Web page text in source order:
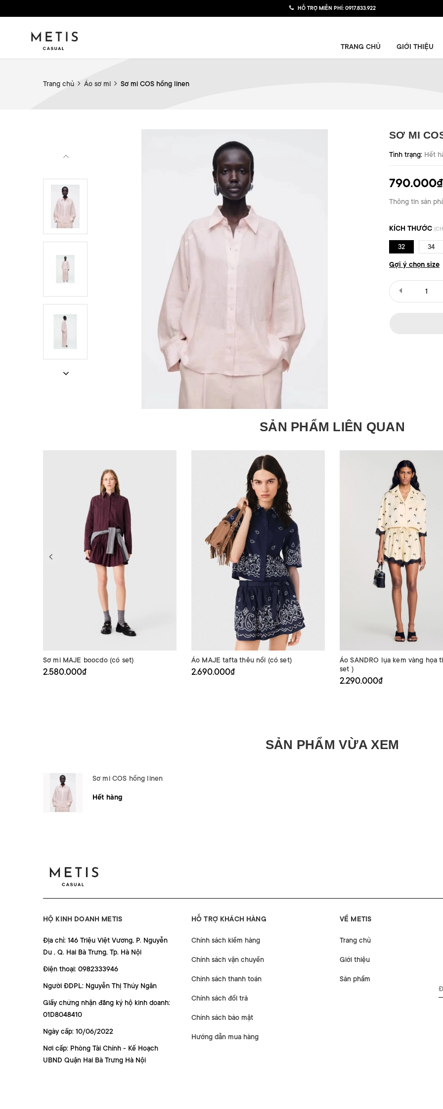
HỖ TRỢ MIỄN PHÍ: 0917.833.922
TRANG CHỦ GIỚI THIỆU
Trang chủ Áo sơ mi Sơ mi COS hồng linen
SƠ MI
Tình trạng: Hết
790.000₫
Thông tin sản
KÍCH THƯỚC
32 34
Gợi ý chọn size
SẢN PHẨM LIÊN QUAN
Sơ mi MAJE boocdo (có set)
2.580.000₫
Áo MAJE tafta thêu nổi (có set)
2.690.000₫
Áo SANDRO lụa kem vàng họa
set )
2.290.000₫
SẢN PHẨM VỪA XEM
Sơ mi COS hồng linen
Hết hàng
HỘ KINH DOANH METIS
Địa chỉ: 146 Triệu Việt Vương, P. Nguyễn
Du , Q. Hai Bà Trưng, Tp. Hà Nội
Điện thoại: 0982333946
Người ĐDPL: Nguyễn Thị Thúy Ngân
Giấy chứng nhận đăng ký hộ kinh doanh:
01D8048410
Ngày cấp: 10/06/2022
Nơi cấp: Phòng Tài Chính - Kế Hoạch
UBND Quận Hai Bà Trưng Hà Nội
HỖ TRỢ KHÁCH HÀNG
Chính sách kiểm hàng
Chính sách vận chuyển
Chính sách thanh toán
Chính sách đổi trả
Chính sách bảo mật
Hướng dẫn mua hàng
VỀ METIS
Trang chủ
Giới thiệu
Sản phẩm